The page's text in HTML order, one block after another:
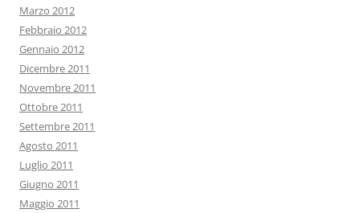
Marzo 2012
Febbraio 2012
Gennaio 2012
Dicembre 2011
Novembre 2011
Ottobre 2011
Settembre 2011
Agosto 2011
Luglio 2011
Giugno 2011
Maggio 2011